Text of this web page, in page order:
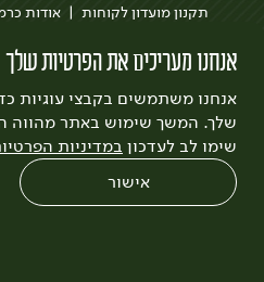
אנחנו מעריכים את הפרטיות שלך
אנחנו משתמשים בקבצי עוגיות
שלך. המשך שימוש באתר מהווה
שימו לב לעדכון במדיניות
אישור
תקנון מועדון לקוחות
אודות
לצפייה בעדכון